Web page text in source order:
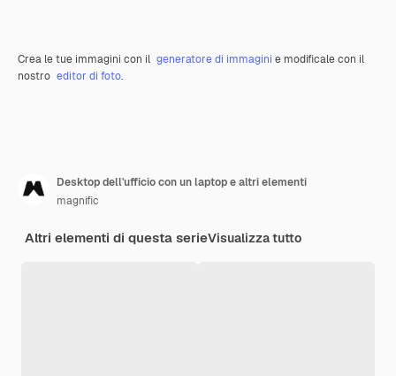
Crea le tue immagini con il generatore di immagini e modificale con il
nostro editor di foto.
Desktop dell'ufficio con un laptop e altri elementi
magnific
Altri elementi di questa serieVisualizza tutto